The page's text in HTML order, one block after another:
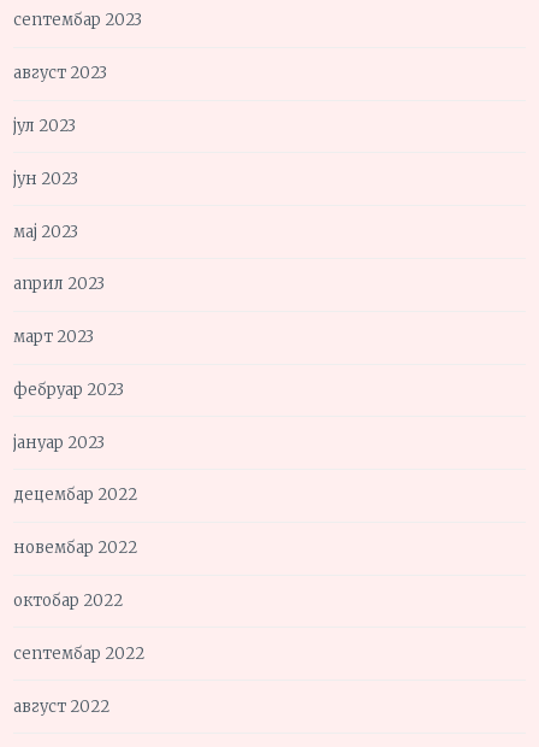
септембар 2023
август 2023
јул 2023
јун 2023
мај 2023
април 2023
март 2023
фебруар 2023
јануар 2023
децембар 2022
новембар 2022
октобар 2022
септембар 2022
август 2022